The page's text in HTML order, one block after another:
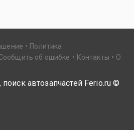
Политика
об ошибке Контакты
О
автозапчастей Ferio.ru ©